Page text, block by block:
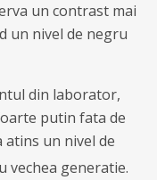
un contrast mai
un nivel de negru
din laborator,
putin fata de
atins un nivel de
vechea generatie.